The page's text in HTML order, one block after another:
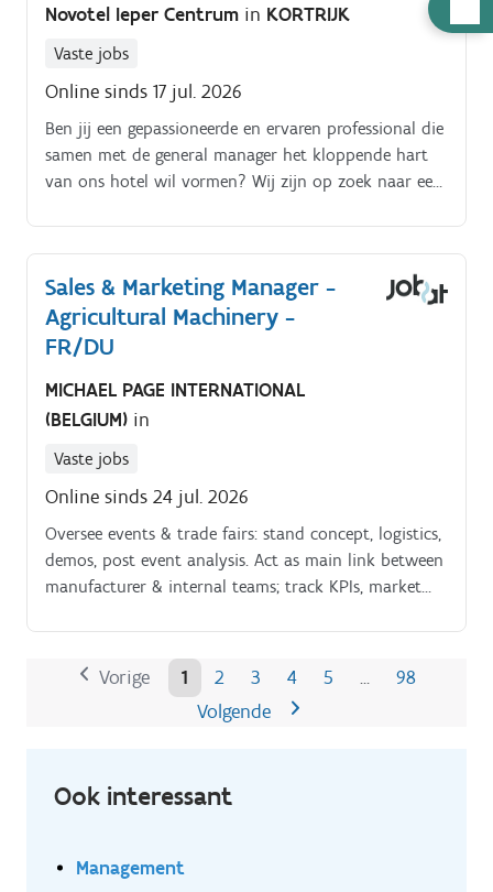
Novotel Ieper Centrum in KORTRIJK
Vaste jobs
Online sinds 17 jul. 2026
Ben jij een gepassioneerde en ervaren professional die
samen met de general manager het kloppende hart
van ons hotel wil vormen? Wij zijn op zoek naar een
samenwerking met het front office team, streeft naar
een warm en onvergetelijk verblijf voor onze gasten.
Sales & Marketing Manager -
Agricultural Machinery -
FR/DU
MICHAEL PAGE INTERNATIONAL
(BELGIUM) in
Vaste jobs
Online sinds 24 jul. 2026
Oversee events & trade fairs: stand concept, logistics,
demos, post event analysis. Act as main link between
manufacturer & internal teams; track KPIs, market
Vorige 1 2 3 4 5
98
Volgende
Ook interessant
Management